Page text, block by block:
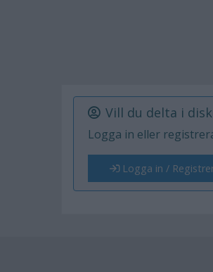
Vill du delta i
Logga in eller
Logga in /